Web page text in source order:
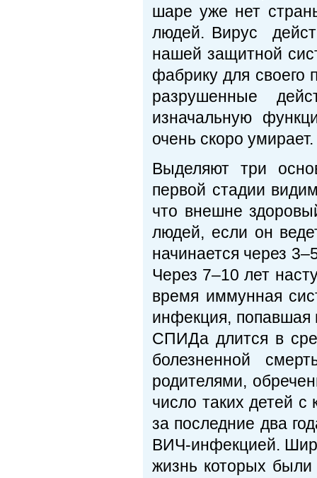
шаре уже нет
людей. Вирус
нашей защитной
фабрику для своего
разрушенные
изначальную
очень скоро умирает.
Выделяют три
первой стадии
что внешне
людей, если он
начинается через
Через 7–10 лет
время иммунная
инфекция, попавшая
СПИДа длится в
болезненной
родителями,
число таких детей с
за последние два
ВИЧ-инфекцией.
жизнь которых